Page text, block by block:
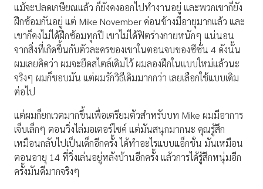
แม้จะปลดเกษียณแล้ว ก็ยังคงออกไปทำงานอยู่ และพวกเขาก็ยัง
ฝึกซ้อมกันอยู่ แต่ Mike November ค่อนข้างมีอายุมากแล้ว และ
เขาก็คงไม่ได้ฝึกซ้อมทุกปี เขาไม่ได้ฟิตร่างกายหนักๆ แน่นอน
จากสิ่งที่เกิดขึ้นกับตัวละครของเขาในตอนจบของซีซั่น 4 ดังนั้น
ผมเลยคิดว่า ผมจะยึดสไตล์เดิมไว้ ผมลองฝึกในแบบใหม่แล้วนะ
จริงๆ ผมก็ชอบมัน แต่ผมรักวิธีเดิมมากกว่า เลยเลือกใช้แบบเดิม
ต่อไป
แต่ผมก็ยกเวตมากขึ้นเพื่อเตรียมตัวสำหรับบท Mike ผมมีอาการ
เจ็บเล็กๆ ตอนวิ่งไล่มอเตอร์ไซค์ แต่มันสนุกมากนะ คุณรู้สึก
เหมือนกลับไปเป็นเด็กอีกครั้ง ได้ทำอะไรแบบแอ็กชั่น มันเหมือน
ตอนอายุ 14 ที่วิ่งเล่นอยู่หลังบ้านอีกครั้ง แล้วการได้รู้สึกหนุ่มอีก
ครั้งมันดีมากจริงๆ